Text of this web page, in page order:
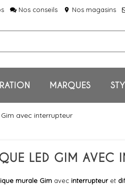
Nos conseils location_on Nos magasins
MARQUES
avec interrupteur
LED GIM AVEC
murale Gimavec interrupteuret